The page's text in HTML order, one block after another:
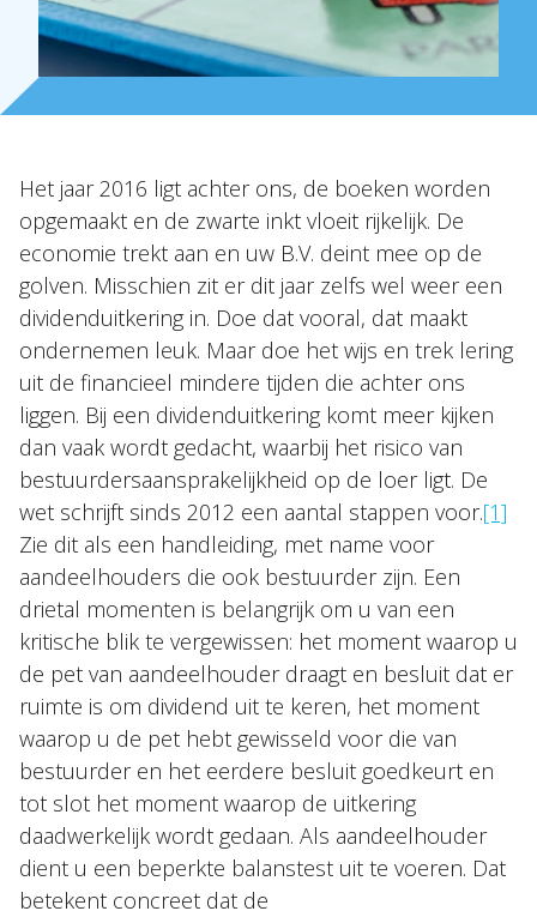
Onze mensen
Expertises
Topics
Nieuws
NL EN DE FR
Het jaar 2016 ligt achter ons, de boeken worden
opgemaakt en de zwarte inkt vloeit rijkelijk. De
economie trekt aan en uw B.V. deint mee op de
golven. Misschien zit er dit jaar zelfs wel weer een
dividenduitkering in. Doe dat vooral, dat maakt
ondernemen leuk. Maar doe het wijs en trek lering
uit de financieel mindere tijden die achter ons
liggen. Bij een dividenduitkering komt meer kijken
dan vaak wordt gedacht, waarbij het risico van
bestuurdersaansprakelijkheid op de loer ligt. De
wet schrijft sinds 2012 een aantal stappen voor.[1]
Zie dit als een handleiding, met name voor
aandeelhouders die ook bestuurder zijn. Een
drietal momenten is belangrijk om u van een
kritische blik te vergewissen: het moment waarop u
de pet van aandeelhouder draagt en besluit dat er
ruimte is om dividend uit te keren, het moment
waarop u de pet hebt gewisseld voor die van
bestuurder en het eerdere besluit goedkeurt en
tot slot het moment waarop de uitkering
daadwerkelijk wordt gedaan. Als aandeelhouder
dient u een beperkte balanstest uit te voeren. Dat
betekent concreet dat de